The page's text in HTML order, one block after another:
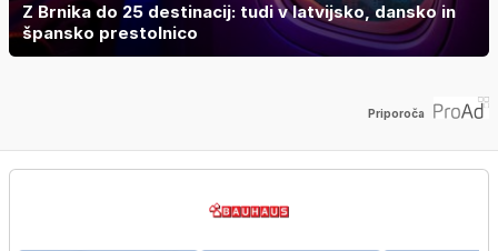
Z Brnika do 25 destinacij: tudi v latvijsko, dansko in
špansko prestolnico
Priporoča